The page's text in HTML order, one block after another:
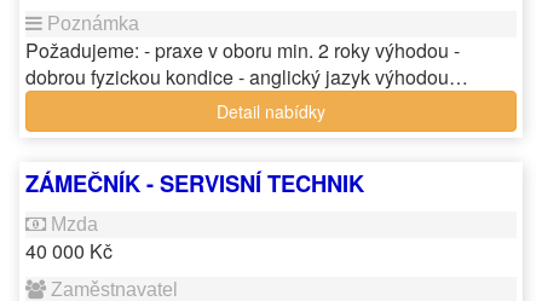
Požadujeme: - praxe v oboru min. 2 roky výhodou -
dobrou fyzickou kondice - anglický jazyk výhodou…
Detail nabídky
ZÁMEČNÍK - SERVISNÍ TECHNIK
40 000 Kč